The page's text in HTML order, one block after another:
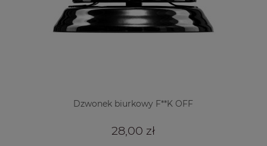
Dzwonek biurkowy F**K OFF
28,00 zł